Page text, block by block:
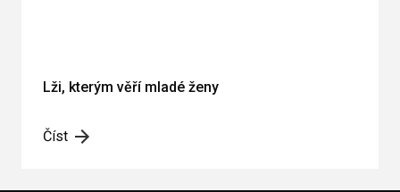
Lži, kterým věří mladé ženy
Číst